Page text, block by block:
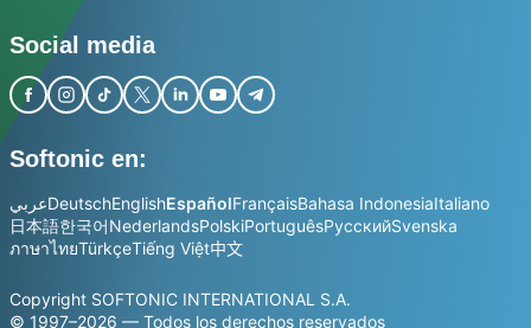
Social media
Softonic en:
عربيDeutschEnglishEspañolFrançaisBahasa IndonesiaItaliano
日本語한국어NederlandsPolskiPortuguêsРусскийSvenska
ภาษาไทยTürkçeTiếng Việt中文
Copyright SOFTONIC INTERNATIONAL S.A.
© 1997–2026 — Todos los derechos reservados